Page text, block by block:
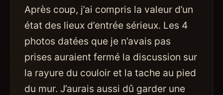
Après coup, j’ai compris la valeur d’un
état des lieux d’entrée sérieux. Les 4
photos datées que je n’avais pas
prises auraient fermé la discussion sur
la rayure du couloir et la tache au pied
du mur. J’aurais aussi dû garder une